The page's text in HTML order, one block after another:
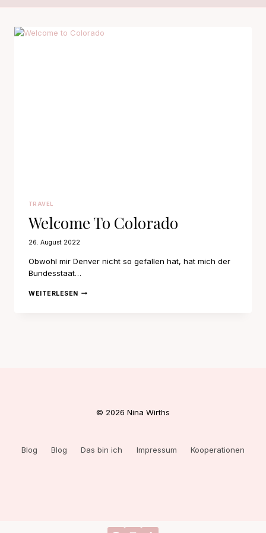
TRAVEL
Welcome To Colorado
26. August 2022
Obwohl mir Denver nicht so gefallen hat, hat mich der
Bundesstaat…
WEITERLESENWELCOME
© 2026 Nina Wirths
Blog Blog Das bin ich Impressum Kooperationen